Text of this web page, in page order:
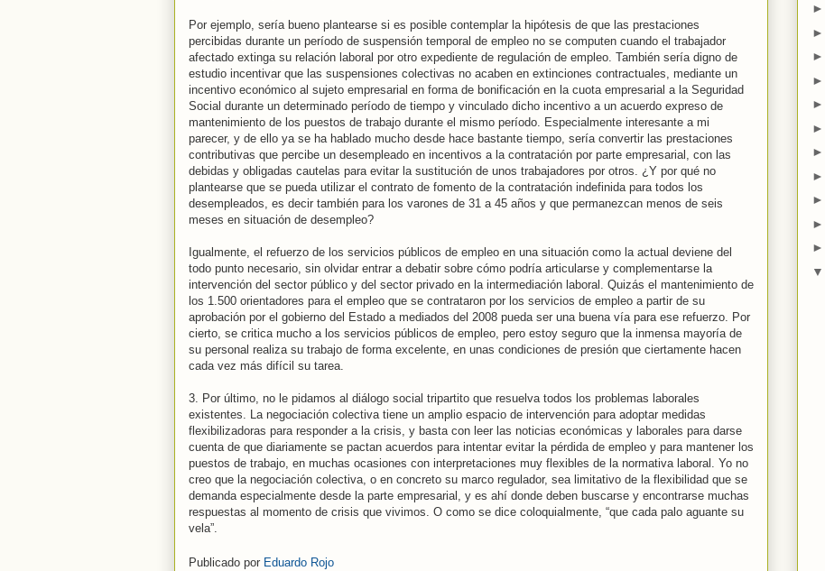
Por ejemplo, sería bueno plantearse si es posible contemplar la hipótesis de que las prestaciones
percibidas durante un período de suspensión temporal de empleo no se computen cuando el trabajador
afectado extinga su relación laboral por otro expediente de regulación de empleo. También sería digno de
estudio incentivar que las suspensiones colectivas no acaben en extinciones contractuales, mediante un
incentivo económico al sujeto empresarial en forma de bonificación en la cuota empresarial a la Seguridad
Social durante un determinado período de tiempo y vinculado dicho incentivo a un acuerdo expreso de
mantenimiento de los puestos de trabajo durante el mismo período. Especialmente interesante a mi
parecer, y de ello ya se ha hablado mucho desde hace bastante tiempo, sería convertir las prestaciones
contributivas que percibe un desempleado en incentivos a la contratación por parte empresarial, con las
debidas y obligadas cautelas para evitar la sustitución de unos trabajadores por otros. ¿Y por qué no
plantearse que se pueda utilizar el contrato de fomento de la contratación indefinida para todos los
desempleados, es decir también para los varones de 31 a 45 años y que permanezcan menos de seis
meses en situación de desempleo?
Igualmente, el refuerzo de los servicios públicos de empleo en una situación como la actual deviene del
todo punto necesario, sin olvidar entrar a debatir sobre cómo podría articularse y complementarse la
intervención del sector público y del sector privado en la intermediación laboral. Quizás el mantenimiento de
los 1.500 orientadores para el empleo que se contrataron por los servicios de empleo a partir de su
aprobación por el gobierno del Estado a mediados del 2008 pueda ser una buena vía para ese refuerzo. Por
cierto, se critica mucho a los servicios públicos de empleo, pero estoy seguro que la inmensa mayoría de
su personal realiza su trabajo de forma excelente, en unas condiciones de presión que ciertamente hacen
cada vez más difícil su tarea.
3. Por último, no le pidamos al diálogo social tripartito que resuelva todos los problemas laborales
existentes. La negociación colectiva tiene un amplio espacio de intervención para adoptar medidas
flexibilizadoras para responder a la crisis, y basta con leer las noticias económicas y laborales para darse
cuenta de que diariamente se pactan acuerdos para intentar evitar la pérdida de empleo y para mantener los
puestos de trabajo, en muchas ocasiones con interpretaciones muy flexibles de la normativa laboral. Yo no
creo que la negociación colectiva, o en concreto su marco regulador, sea limitativo de la flexibilidad que se
demanda especialmente desde la parte empresarial, y es ahí donde deben buscarse y encontrarse muchas
respuestas al momento de crisis que vivimos. O como se dice coloquialmente, “que cada palo aguante su
vela”.
Publicado por Eduardo Rojo
►
►
►
►
►
►
►
►
►
►
►
▼